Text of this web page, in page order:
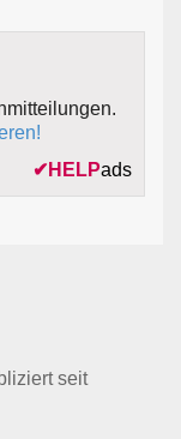
✔ HELPads
seit